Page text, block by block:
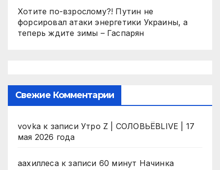
Хотите по-взрослому?! Путин не
форсировал атаки энергетики Украины, а
теперь ждите зимы – Гаспарян
Свежие Комментарии
vovka к записи Утро Z | СОЛОВЬЁВLIVE | 17
мая 2026 года
аахиллесак записи 60 минут Начинка